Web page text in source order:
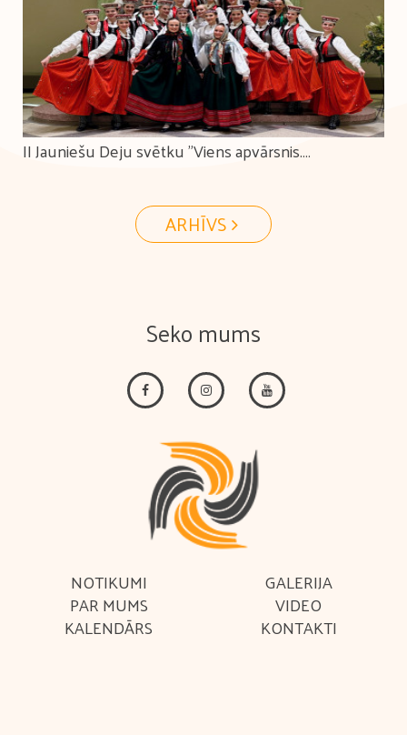
II Jauniešu Deju svētku "Viens apvārsnis.
ARHĪVS
Seko mums
NOTIKUMI
PAR MUMS
KALENDĀRS
GALERIJA
VIDEO
KONTAKTI